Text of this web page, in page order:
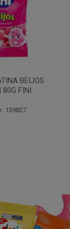
BEIJOS
80G FINI
139827